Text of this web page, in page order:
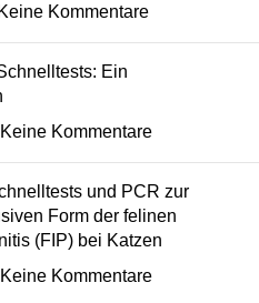
Keine Kommentare
Ein
Keine Kommentare
und PCR zur
Form der felinen
(FIP) bei Katzen
Keine Kommentare